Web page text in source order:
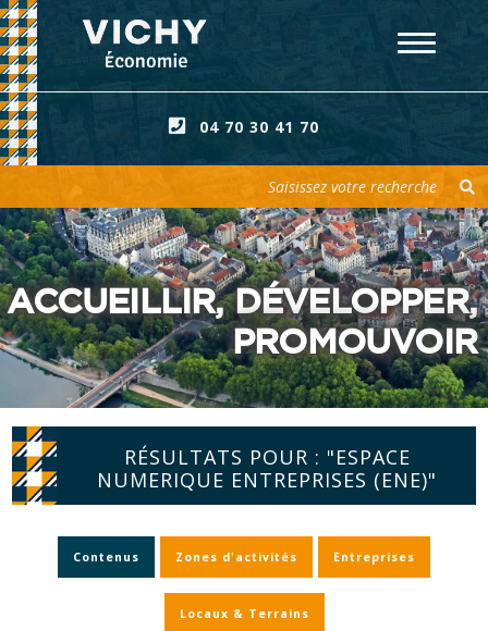
04 70 30 41 70
ACCUEILLIR, DÉVELOPPER,
PROMOUVOIR
RÉSULTATS POUR : "ESPACE
NUMERIQUE ENTREPRISES (ENE)"
Contenus Zones d'activités Entreprises
Locaux & Terrains